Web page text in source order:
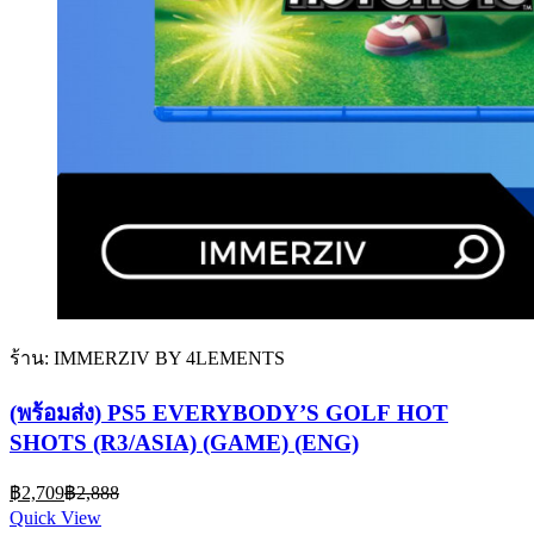
ร้าน: IMMERZIV BY 4LEMENTS
(พร้อมส่ง) PS5 EVERYBODY’S GOLF HOT
SHOTS (R3/ASIA) (GAME) (ENG)
฿2,709Current
price
is:
฿2,888
Quick View